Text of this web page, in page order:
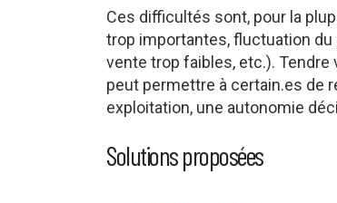
Ces difficultés sont, pour la
trop importantes, fluctuation
vente trop faibles, etc.).
peut permettre à certain.es de
exploitation, une autonomie
Solutions proposées